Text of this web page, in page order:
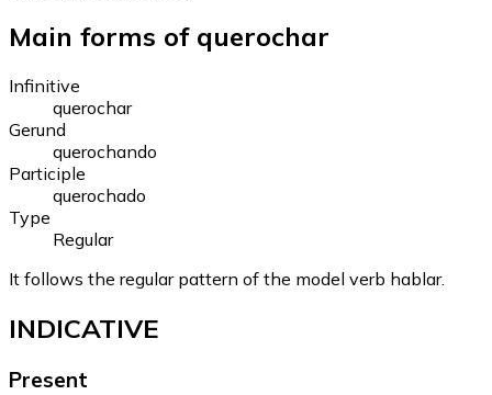
Main forms of querochar
Infinitive
querochar
Gerund
querochando
Participle
querochado
Type
Regular
It follows the regular pattern of the model verb hablar.
INDICATIVE
Present